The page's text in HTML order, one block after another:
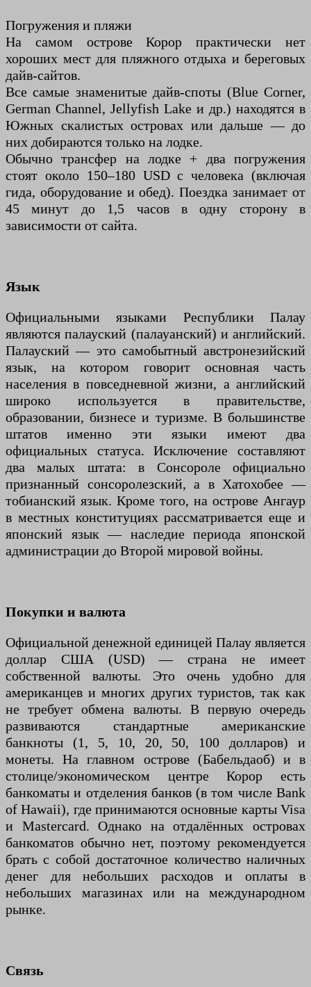
Погружения и пляжи
На самом острове Корор практически нет
хороших мест для пляжного отдыха и береговых
дайв-сайтов.
Все самые знаменитые дайв-споты (Blue Corner,
German Channel, Jellyfish Lake и др.) находятся в
Южных скалистых островах или дальше — до
них добираются только на лодке.
Обычно трансфер на лодке + два погружения
стоят около 150–180 USD с человека (включая
гида, оборудование и обед). Поездка занимает от
45 минут до 1,5 часов в одну сторону в
зависимости от сайта.
Язык
Официальными языками Республики Палау
являются палауский (палауанский) и английский.
Палауский — это самобытный австронезийский
язык, на котором говорит основная часть
населения в повседневной жизни, а английский
широко используется в правительстве,
образовании, бизнесе и туризме. В большинстве
штатов именно эти языки имеют два
официальных статуса. Исключение составляют
два малых штата: в Сонсороле официально
признанный сонсоролезский, а в Хатохобее —
тобианский язык. Кроме того, на острове Ангаур
в местных конституциях рассматривается еще и
японский язык — наследие периода японской
администрации до Второй мировой войны.
Покупки и валюта
Официальной денежной единицей Палау является
доллар США (USD) — страна не имеет
собственной валюты. Это очень удобно для
американцев и многих других туристов, так как
не требует обмена валюты. В первую очередь
развиваются стандартные американские
банкноты (1, 5, 10, 20, 50, 100 долларов) и
монеты. На главном острове (Бабельдаоб) и в
столице/экономическом центре Корор есть
банкоматы и отделения банков (в том числе Bank
of Hawaii), где принимаются основные карты Visa
и Mastercard. Однако на отдалённых островах
банкоматов обычно нет, поэтому рекомендуется
брать с собой достаточное количество наличных
денег для небольших расходов и оплаты в
небольших магазинах или на международном
рынке.
Связь